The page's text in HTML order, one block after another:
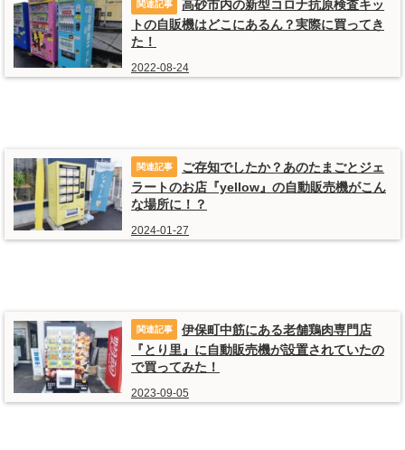
高砂市内の新型コロナ抗原検査キッ
トの自販機はどこにあるん？実際に買ってき
た！
2022-08-24
ご存知でしたか？あのたまごとジェ
ラートのお店『yellow』の自動販売機がこん
な場所に！？
2024-01-27
伊保町中筋にある老舗鶏肉専門店
『とり里』に自動販売機が設置されていたの
で買ってみた！
2023-09-05